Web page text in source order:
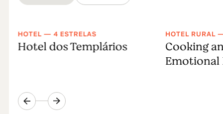
HOTEL — 4 ESTRELAS
Hotel dos Templários
HOTEL RURAL
Cooking
Emotional